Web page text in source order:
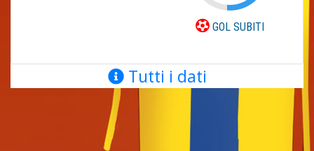
GOL SUBITI
Tutti i dati